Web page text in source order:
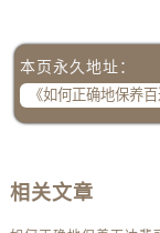
本页永久地址：
相关文章